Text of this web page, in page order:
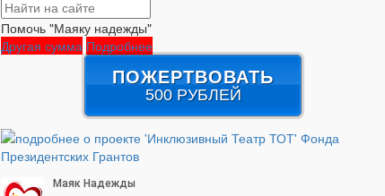
Помочь "Маяку надежды"
Другая сумма Подробнее
ПОЖЕРТВОВАТЬ
500 РУБЛЕЙ